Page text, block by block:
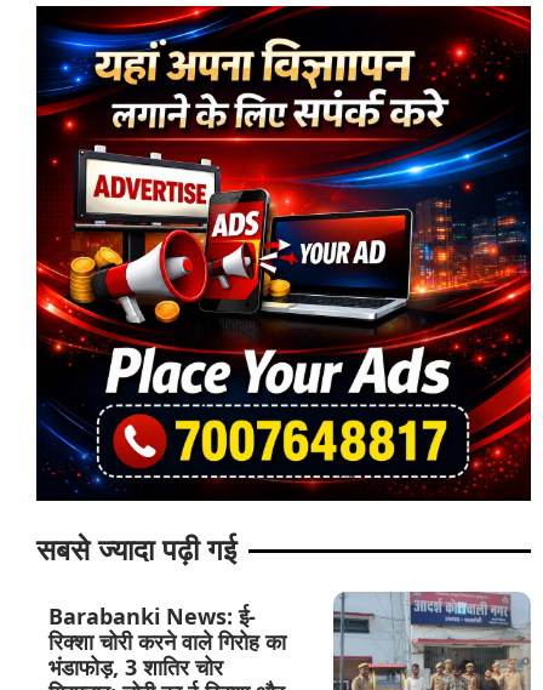
सबसे ज्यादा पढ़ी गई
Barabanki News: ई-
रिक्शा चोरी करने वाले गिरोह का
भंडाफोड़, 3 शातिर चोर